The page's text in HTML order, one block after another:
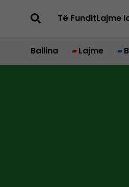
Të FunditLajme
Ballina Lajme